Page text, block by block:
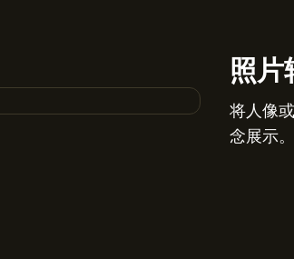
照片
将人像
念展示。